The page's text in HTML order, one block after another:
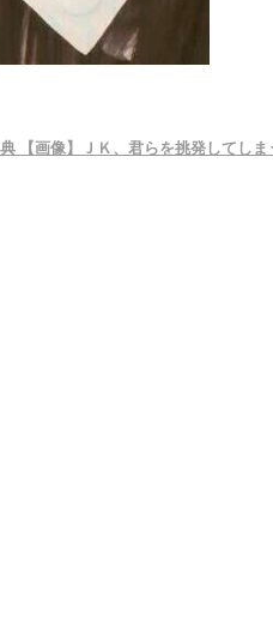
典 【画像】ＪＫ、君らを挑発してしま